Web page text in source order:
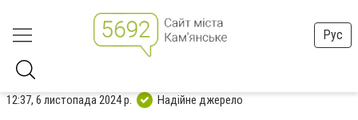
Рус
12:37, 6 листопада 2024 р. Надійне джерело